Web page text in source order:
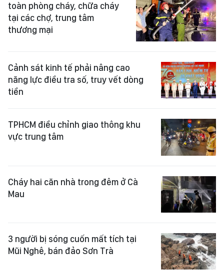
toàn phòng cháy, chữa cháy
tại các chợ, trung tâm
thương mại
Cảnh sát kinh tế phải nâng cao
năng lực điều tra số, truy vết dòng
tiền
TPHCM điều chỉnh giao thông khu
vực trung tâm
Cháy hai căn nhà trong đêm ở Cà
Mau
3 người bị sóng cuốn mất tích tại
Mũi Nghê, bán đảo Sơn Trà